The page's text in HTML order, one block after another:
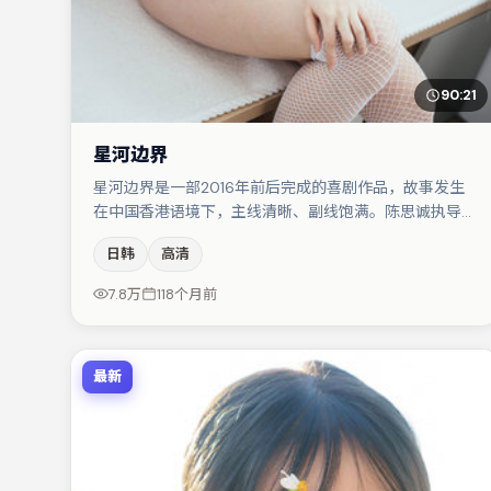
90:21
星河边界
星河边界是一部2016年前后完成的喜剧作品，故事发生
在中国香港语境下，主线清晰、副线饱满。陈思诚执导本
留白得当。木村拓哉与胡歌的对手戏构成全片情感锚点，
大鹏则以细节塑造推动谜题层层揭开。节奏紧凑、反转有
日韩 高清
7.8万 118个月前
最新